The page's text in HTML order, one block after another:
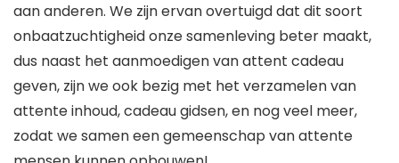
aan anderen. We zijn ervan overtuigd dat dit soort
onbaatzuchtigheid onze samenleving beter maakt,
dus naast het aanmoedigen van attent cadeau
geven, zijn we ook bezig met het verzamelen van
attente inhoud, cadeau gidsen, en nog veel meer,
zodat we samen een gemeenschap van attente